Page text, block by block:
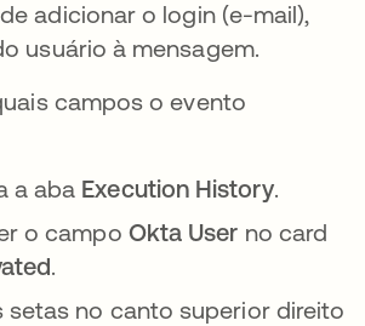
adicionar o login (e-mail),
usuário à mensagem.
campos o evento
a aba Execution History.
o campo Okta User no card
.
setas no canto superior direito